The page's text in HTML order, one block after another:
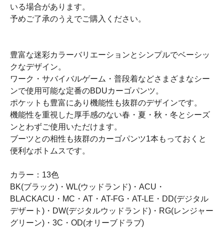
いる場合があります。
予めご了承のうえでご購入ください。
豊富な迷彩カラーバリエーションとシンプルでベーシッ
クなデザイン。
ワーク・サバイバルゲーム・普段着などさまざまなシー
ンで使用可能な定番のBDUカーゴパンツ。
ポケットも豊富にあり機能性も抜群のデザインです。
機能性を重視した厚手感のない春・夏・秋・冬とシーズ
ンとわずご使用いただけます。
ブーツとの相性も抜群のカーゴパンツ1本もっておくと
便利なボトムスです。
カラー：13色
BK(ブラック)・WL(ウッドランド)・ACU・
BLACKACU・MC・AT・AT-FG・AT-LE・DD(デジタル
デザート)・DW(デジタルウッドランド)・RG(レンジャー
グリーン)・3C・OD(オリーブドラブ)